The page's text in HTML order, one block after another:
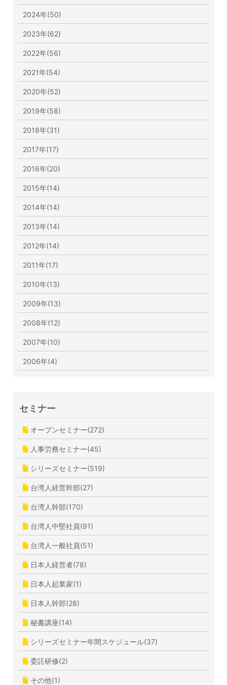
2024年(50)
2023年(62)
2022年(56)
2021年(54)
2020年(52)
2019年(58)
2018年(31)
2017年(17)
2016年(20)
2015年(14)
2014年(14)
2013年(14)
2012年(14)
2011年(17)
2010年(13)
2009年(13)
2008年(12)
2007年(10)
2006年(4)
セミナー
オープンセミナー(272)
人事労務セミナー(45)
シリーズセミナー(519)
台湾人経営幹部(27)
台湾人幹部(170)
台湾人中堅社員(91)
台湾人一般社員(51)
日本人経営者(78)
日本人起業家(1)
日本人幹部(28)
秘書講座(14)
シリーズセミナー年間スケジュール(37)
委託研修(2)
その他(1)